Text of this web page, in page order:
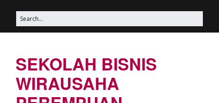
SEKOLAH BISNIS
WIRAUSAHA